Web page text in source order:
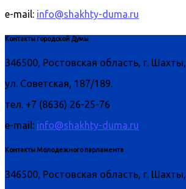
e-mail: info@shakhty-duma.ru
Контакты городской Думы
346500, Ростовская область, г. Шахты,
ул. Советская, 187/189.
тел. +7 (8636) 26-25-76
e-mail: info@shakhty-duma.ru
Контакты Молодежного парламента
346500, Ростовская область, г. Шахты,